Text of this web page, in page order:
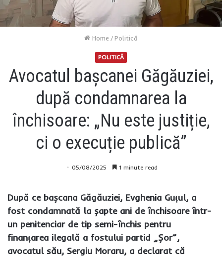
Home /Politică
POLITICĂ
Avocatul bașcanei Găgăuziei,
după condamnarea la
închisoare: „Nu este justiție,
ci o execuție publică”
05/08/2025 1 minute read
După ce bașcana Găgăuziei, Evghenia Guțul, a
fost condamnată la șapte ani de închisoare într-
un penitenciar de tip semi-închis pentru
finanțarea ilegală a fostului partid „Șor”,
avocatul său, Sergiu Moraru, a declarat că